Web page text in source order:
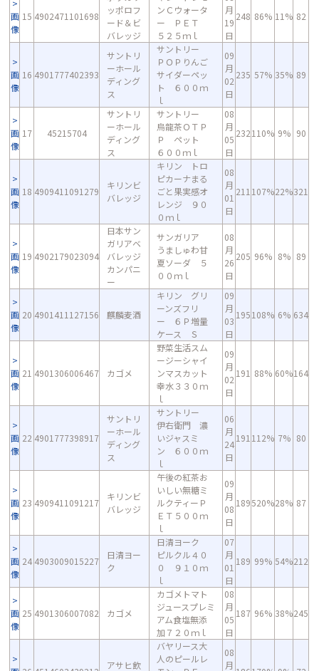
画
像
15 4902471101698
ッポロフ
ード＆ビ
バレッジ
ンＣウォータ
ー ＰＥＴ
５２５ｍｌ
月
19
日
248 86% 11% 82
画
像
16 4901777402393
サントリ
ーホール
ディング
ス
サントリー
ＰＯＰりんご
サイダーペッ
ト ６００ｍ
ｌ
09
月
02
日
235 57% 35% 89
画
像
17 45215704
サントリ
ーホール
ディング
ス
サントリー
烏龍茶ＯＴＰ
Ｐ ペット
６００ｍｌ
08
月
05
日
232110% 9% 90
画
像
18 4909411091279
キリンビ
バレッジ
キリン トロ
ピカーナまる
ごと果実感オ
レンジ ９０
０ｍｌ
08
月
01
日
211 107%22%321
画
像
19 4902179023094
日本サン
ガリアベ
バレッジ
カンパニ
ー
サンガリア
うましゅわ甘
夏ソーダ ５
００ｍｌ
08
月
26
日
205 96% 8% 89
画
像
20 4901411127156 麒麟麦酒
キリン グリ
ーンズフリ
ー ６Ｐ増量
ケース Ｓ
09
月
03
日
195108% 6% 634
画
像
21 4901306006467 カゴメ
野菜生活スム
ージーシャイ
ンマスカット
幸水３３０ｍ
ｌ
09
月
02
日
191 88% 60%164
画
像
22 4901777398917
サントリ
ーホール
ディング
ス
サントリー
伊右衛門 濃
いジャスミ
ン ６００ｍ
ｌ
06
月
24
日
191 112% 7% 80
画
像
23 4909411091217
キリンビ
バレッジ
午後の紅茶お
いしい無糖ミ
ルクティーＰ
ＥＴ５００ｍ
ｌ
09
月
08
日
189520%28% 87
画
像
24 4903009015227
日清ヨー
ク
日清ヨーク
ピルクル４０
０ ９１０ｍ
ｌ
07
月
01
日
189 99% 54%212
画
像
25 4901306007082 カゴメ
カゴメトマト
ジュースプレミ
アム食塩無添
加７２０ｍｌ
08
月
05
日
187 96% 38%245
アサヒ飲
バヤリース大
人のピールレ
08
月